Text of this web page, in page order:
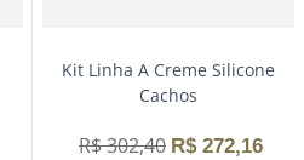
Kit Linha A Creme Silicone
Cachos
R$302,40 R$ 272,16